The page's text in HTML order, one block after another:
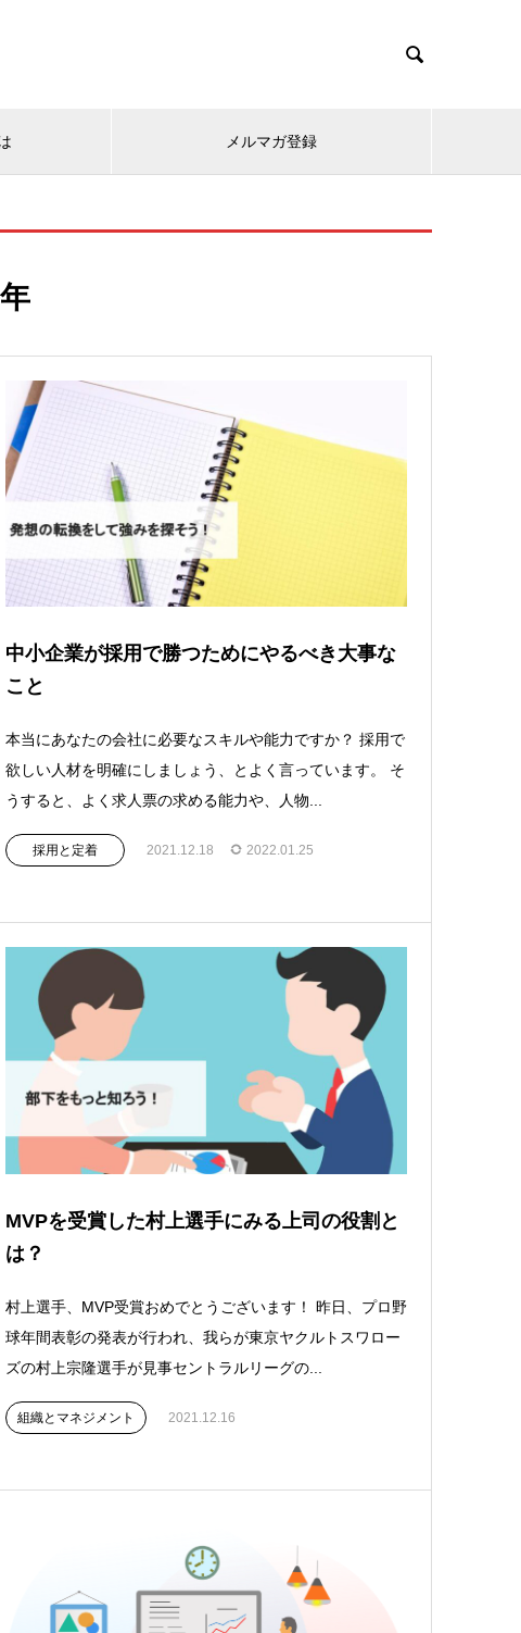

メルマガ登録
中小企業が採用で勝つためにやるべき大事な
こと
本当にあなたの会社に必要なスキルや能力ですか？ 採用で
欲しい人材を明確にしましょう、とよく言っています。 そ
うすると、よく求人票の求める能力や、人物...
採用と定着 2021.12.18 2022.01.25
MVPを受賞した村上選手にみる上司の役割と
は？
村上選手、MVP受賞おめでとうございます！ 昨日、プロ野
球年間表彰の発表が行われ、我らが東京ヤクルトスワロー
ズの村上宗隆選手が見事セントラルリーグの...
組織とマネジメント 2021.12.16